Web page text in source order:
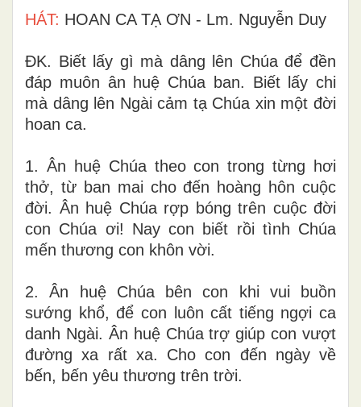
HÁT: HOAN CA TẠ ƠN - Lm. Nguyễn Duy
ĐK. Biết lấy gì mà dâng lên Chúa để đền
đáp muôn ân huệ Chúa ban. Biết lấy chi
mà dâng lên Ngài cảm tạ Chúa xin một đời
hoan ca.
1. Ân huệ Chúa theo con trong từng hơi
thở, từ ban mai cho đến hoàng hôn cuộc
đời. Ân huệ Chúa rợp bóng trên cuộc đời
con Chúa ơi! Nay con biết rồi tình Chúa
mến thương con khôn vời.
2. Ân huệ Chúa bên con khi vui buồn
sướng khổ, để con luôn cất tiếng ngợi ca
danh Ngài. Ân huệ Chúa trợ giúp con vượt
đường xa rất xa. Cho con đến ngày về
bến, bến yêu thương trên trời.